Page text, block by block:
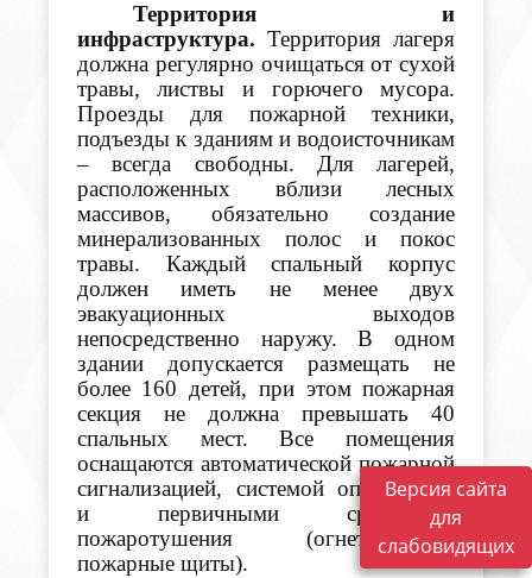
Версия сайта
для
слабовидящих
Территория и
инфраструктура. Территория лагеря
должна регулярно очищаться от сухой
травы, листвы и горючего мусора.
Проезды для пожарной техники,
подъезды к зданиям и водоисточникам
– всегда свободны. Для лагерей,
расположенных вблизи лесных
массивов, обязательно создание
минерализованных полос и покос
травы. Каждый спальный корпус
должен иметь не менее двух
эвакуационных выходов
непосредственно наружу. В одном
здании допускается размещать не
более 160 детей, при этом пожарная
секция не должна превышать 40
спальных мест. Все помещения
оснащаются автоматической пожарной
сигнализацией, системой оповещения
и первичными средствами
пожаротушения (огнетушители,
пожарные щиты).